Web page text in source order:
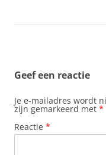
Geef een reactie
Je e-mailadres wordt
zijn gemarkeerd met *
Reactie *